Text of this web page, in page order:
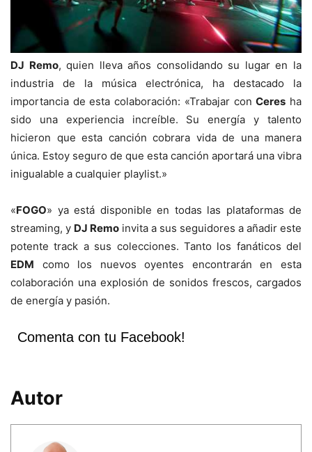
DJ Remo, quien lleva años consolidando su lugar en la
industria de la música electrónica, ha destacado la
importancia de esta colaboración: «Trabajar conCeres ha
sido una experiencia increíble. Su energía y talento
hicieron que esta canción cobrara vida de una manera
única. Estoy seguro de que esta canción aportará una vibra
inigualable a cualquier playlist.»
«FOGO» ya está disponible en todas las plataformas de
streaming, y DJ Remo invita a sus seguidores a añadir este
potente track a sus colecciones. Tanto los fanáticos del
EDM como los nuevos oyentes encontrarán en esta
colaboración una explosión de sonidos frescos, cargados
de energía y pasión.
Comenta con tu Facebook!
Autor